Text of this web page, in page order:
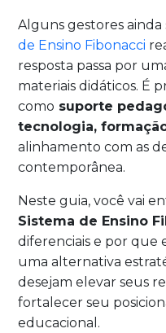
Alguns gestores
de Ensino Fibonacci
resposta passa por
materiais didáticos. É
como suporte
tecnologia,
alinhamento com as
contemporânea.
Neste guia, você vai
Sistema de Ensino
diferenciais e por que
uma alternativa
desejam elevar seus
fortalecer seu
educacional.